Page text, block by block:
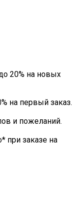
20% на новых
на первый заказ.
и пожеланий.
при заказе на